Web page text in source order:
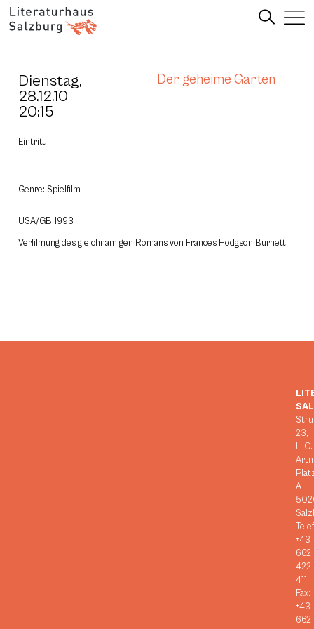
Dienstag,
28.12.10
20:15
Der geheime Garten
Eintritt
Genre: Spielfilm
USA/GB 1993
Verfilmung des gleichnamigen Romans von Frances Hodgson Burnett
23,
H.C.
A-
+43
662
422
411
Fax:
+43
662